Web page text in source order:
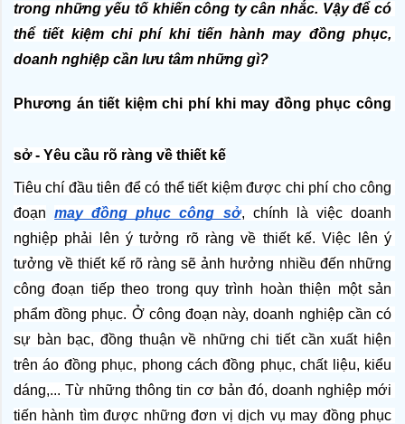
trong những yếu tố khiến công ty cân nhắc. Vậy để có
thể tiết kiệm chi phí khi tiến hành may đồng phục,
doanh nghiệp cần lưu tâm những gì?
Phương án tiết kiệm chi phí khi may đồng phục công
sở - Yêu cầu rõ ràng về thiết kế
Tiêu chí đầu tiên để có thể tiết kiệm được chi phí cho công
đoạn may đồng phục công sở, chính là việc doanh
nghiệp phải lên ý tưởng rõ ràng về thiết kế. Việc lên ý
tưởng về thiết kế rõ ràng sẽ ảnh hưởng nhiều đến những
công đoạn tiếp theo trong quy trình hoàn thiện một sản
phẩm đồng phục. Ở công đoạn này, doanh nghiệp cần có
sự bàn bạc, đồng thuận về những chi tiết cần xuất hiện
trên áo đồng phục, phong cách đồng phục, chất liệu, kiểu
dáng,... Từ những thông tin cơ bản đó, doanh nghiệp mới
tiến hành tìm được những đơn vị dịch vụ may đồng phục